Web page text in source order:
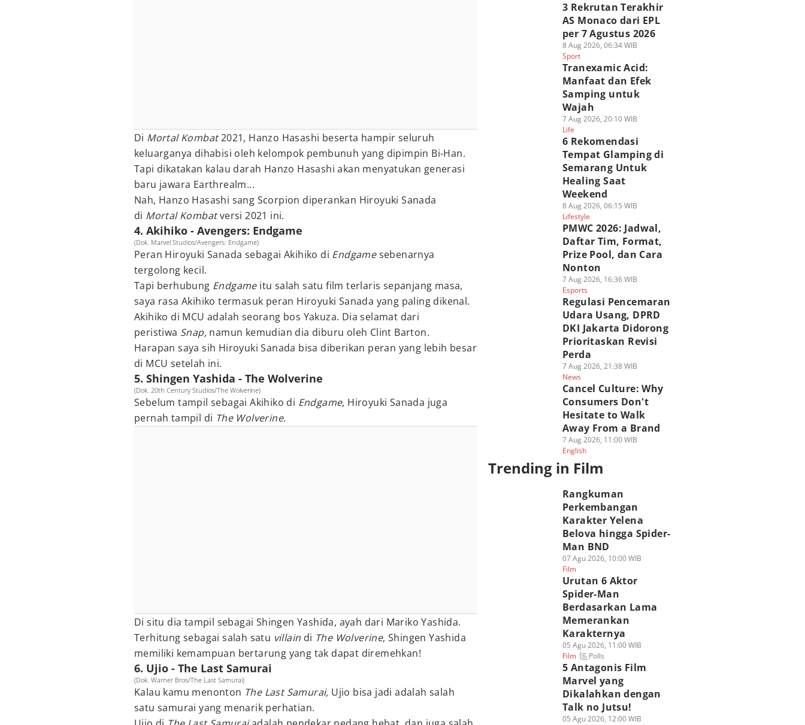
Di Mortal Kombat2021, Hanzo Hasashi beserta hampir seluruh
keluarganya dihabisi oleh kelompok pembunuh yang dipimpin Bi-Han.
Tapi dikatakan kalau darah Hanzo Hasashi akan menyatukan generasi
baru jawara Earthrealm...
Nah, Hanzo Hasashi sang Scorpion diperankan Hiroyuki Sanada
di Mortal Kombatversi 2021 ini.
4. Akihiko - Avengers: Endgame
(Dok. Marvel Studios/Avengers: Endgame)
Peran Hiroyuki Sanada sebagai Akihiko di Endgamesebenarnya
tergolong kecil.
Tapi berhubung Endgame itu salah satu film terlaris sepanjang masa,
saya rasa Akihiko termasuk peran Hiroyuki Sanada yang paling dikenal.
Akihiko di MCU adalah seorang bos Yakuza. Dia selamat dari
peristiwa Snap, namun kemudian dia diburu oleh Clint Barton.
Harapan saya sih Hiroyuki Sanada bisa diberikan peran yang lebih besar
di MCU setelah ini.
5. Shingen Yashida - The Wolverine
(Dok. 20th Century Studios/The Wolverine)
Sebelum tampil sebagai Akihiko di Endgame, Hiroyuki Sanada juga
pernah tampil di The Wolverine.
Di situ dia tampil sebagai Shingen Yashida, ayah dari Mariko Yashida.
Terhitung sebagai salah satu villain di The Wolverine, Shingen Yashida
memiliki kemampuan bertarung yang tak dapat diremehkan!
6. Ujio - The Last Samurai
(Dok. Warner Bros/The Last Samurai)
Kalau kamu menonton The Last Samurai, Ujio bisa jadi adalah salah
satu samurai yang menarik perhatian.
3 Rekrutan Terakhir
AS Monaco dari EPL
per 7 Agustus 2026
8 Aug 2026, 06:34 WIB
Sport
Tranexamic Acid:
Manfaat dan Efek
Samping untuk
Wajah
7 Aug 2026, 20:10 WIB
Life
6 Rekomendasi
Tempat Glamping di
Semarang Untuk
Healing Saat
Weekend
8 Aug 2026, 06:15 WIB
Lifestyle
PMWC 2026: Jadwal,
Daftar Tim, Format,
Prize Pool, dan Cara
Nonton
7 Aug 2026, 16:36 WIB
Esports
Regulasi Pencemaran
Udara Usang, DPRD
DKI Jakarta Didorong
Prioritaskan Revisi
Perda
7 Aug 2026, 21:38 WIB
News
Cancel Culture: Why
Consumers Don't
Hesitate to Walk
Away From a Brand
7 Aug 2026, 11:00 WIB
English
Trending in Film
Rangkuman
Perkembangan
Karakter Yelena
Belova hingga Spider-
Man BND
07 Agu 2026, 10:00 WIB
Film
Urutan 6 Aktor
Spider-Man
Berdasarkan Lama
Memerankan
Karakternya
05 Agu 2026, 11:00 WIB
Film
Polls
5 Antagonis Film
Marvel yang
Dikalahkan dengan
Talk no Jutsu!
05 Agu 2026, 12:00 WIB